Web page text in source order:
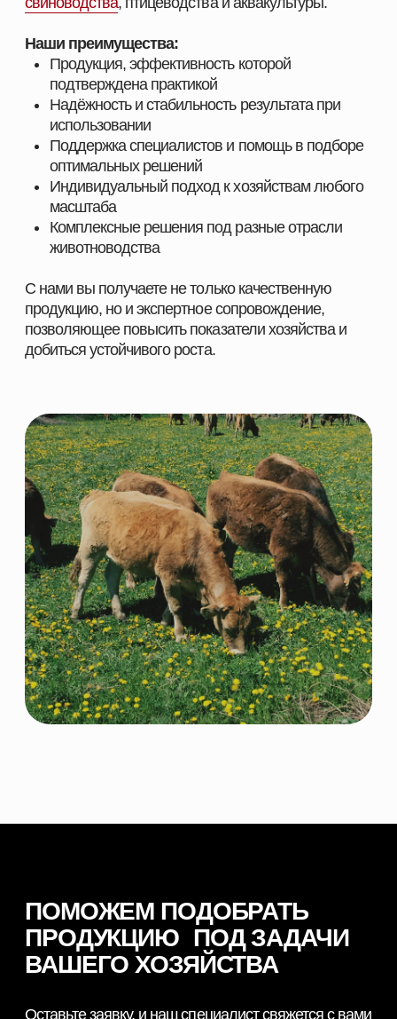
Все права защищены
© 2026 NORDFEED
+7 966 937 09 69
Nordfeedspb@yandex.ru
Адрес: Ленинградская обл., Гатчинский р-
н., д. Большие Колпаны, ул. 30 Лет
Победы, д. 1, пом. 105
ОСТАВИТЬ ЗАЯВКУ
КОНТАКТНАЯ ИНФОРМАЦИЯ